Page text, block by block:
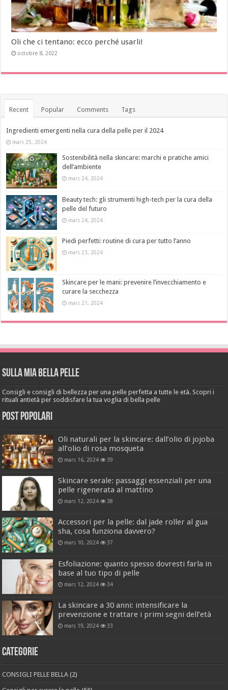
Oli che ci tentano: ecco perché usarli!
octobre 8, 2022
Recent Popular Comments Tags
Ingredienti emergenti nella cura della pelle per il 2024
mars 25, 2024
Sostenibilità nella skincare: marchi e pratiche amici
dell’ambiente
mars 24, 2024
Beauty tech: gli strumenti high-tech per la cura della
pelle del futuro
mars 24, 2024
Piedi perfetti: routine di cura per tutto l’anno
mars 23, 2024
Skincare per le mani: prevenire l’invecchiamento e
curare la secchezza
mars 21, 2024
Sulla mia bella pelle
Consigli e consigli di bellezza per una pelle perfetta a tutte le età. Scopri i
rituali antietà per soddisfare la tua voglia di bella pelle
Post popolari
Oli naturali per la skincare: dall’olio di jojoba
all’olio di rosa mosqueta
mars 16, 2024 39
Skincare serale: passaggi essenziali per una
pelle rigenerata al mattino
mars 12, 2024 38
Accessori per la pelle: dal jade roller al gua
sha, cosa funziona davvero?
mars 10, 2024 37
Esfoliazione: quanto spesso dovresti farla in
base al tuo tipo di pelle
mars 12, 2024 34
La skincare a 30 anni: intensificare la
prevenzione e trattare i primi segni dell’età
mars 19, 2024 33
Categorie
CONSIGLI PELLE BELLA (2)